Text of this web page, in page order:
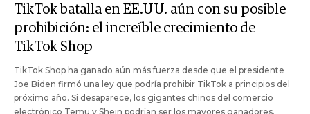
TikTok batalla en EE.UU. aún con su posible
prohibición: el increíble crecimiento de
TikTok Shop
TikTok Shop ha ganado aún más fuerza desde que el presidente
Joe Biden firmó una ley que podría prohibir TikTok a principios del
próximo año. Si desaparece, los gigantes chinos del comercio
electrónico Temu y Shein podrían ser los mayores ganadores.